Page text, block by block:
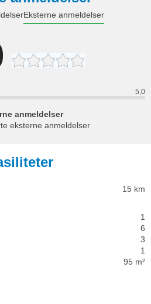
Eksterne anmeldelser
5,0
anmeldelser
eksterne anmeldelser
15 km
1
6
3
1
95 m²